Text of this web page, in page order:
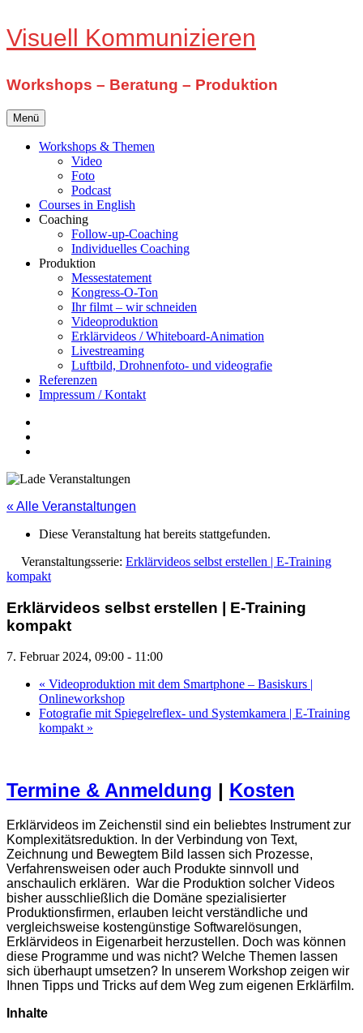
Zum
Inhalt
Visuell Kommunizieren
Workshops – Beratung – Produktion
Menü
Workshops & Themen
Video
Foto
Podcast
Courses in English
Coaching
Follow-up-Coaching
Individuelles Coaching
Produktion
Messestatement
Kongress-O-Ton
Ihr filmt – wir schneiden
Videoproduktion
Erklärvideos / Whiteboard-Animation
Livestreaming
Luftbild, Drohnenfoto- und videografie
Referenzen
Impressum / Kontakt
« Alle Veranstaltungen
Diese Veranstaltung hat bereits stattgefunden.
Veranstaltungsserie: Erklärvideos selbst erstellen | E-Training
kompakt
Erklärvideos selbst erstellen | E-Training
kompakt
7. Februar 2024, 09:00 - 11:00
« Videoproduktion mit dem Smartphone – Basiskurs |
Onlineworkshop
Fotografie mit Spiegelreflex- und Systemkamera | E-Training
kompakt »
Termine & Anmeldung | Kosten
Erklärvideos im Zeichenstil sind ein beliebtes Instrument zur
Komplexitätsreduktion. In der Verbindung von Text,
Zeichnung und Bewegtem Bild lassen sich Prozesse,
Verfahrensweisen oder auch Produkte sinnvoll und
anschaulich erklären. War die Produktion solcher Videos
bisher ausschließlich die Domäne spezialisierter
Produktionsfirmen, erlauben leicht verständliche und
vergleichsweise kostengünstige Softwarelösungen,
Erklärvideos in Eigenarbeit herzustellen. Doch was können
diese Programme und was nicht? Welche Themen lassen
sich überhaupt umsetzen? In unserem Workshop zeigen wir
Ihnen Tipps und Tricks auf dem Weg zum eigenen Erklärfilm.
Inhalte